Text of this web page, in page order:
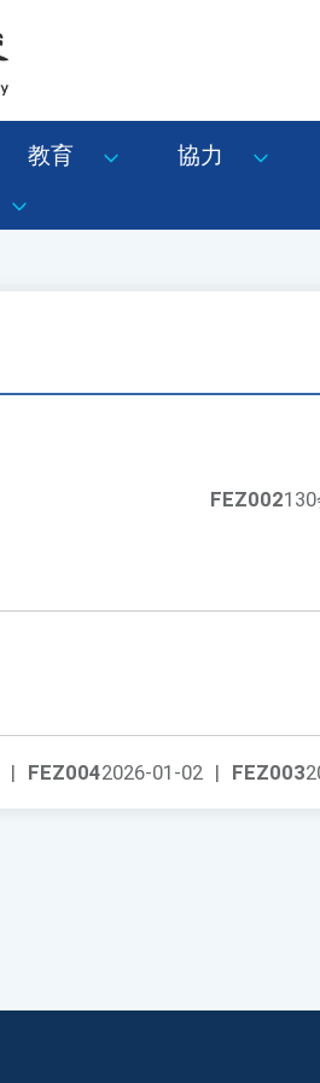
教育 協力
FEZ002
FEZ003
FEZ0042026-01-02 |
|